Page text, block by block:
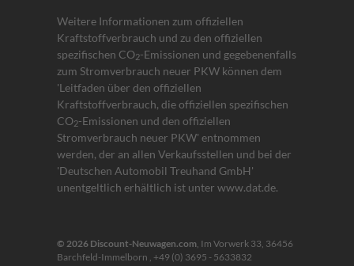
Weitere Informationen zum offiziellen
Kraftstoffverbrauch und zu den offiziellen
spezifischen CO2-Emissionen und gegebenenfalls
zum Stromverbrauch neuer PKW können dem
'Leitfaden über den offiziellen
Kraftstoffverbrauch, die offiziellen spezifischen
CO2-Emissionen und den offiziellen
Stromverbrauch neuer PKW' entnommen
werden, der an allen Verkaufsstellen und bei der
'Deutschen Automobil Treuhand GmbH'
unentgeltlich erhältlich ist unter www.dat.de.
© 2026 Discount-Neuwagen.com Im Vorwerk 33 36456
Barchfeld-Immelborn , +49 (0) 3695 - 5633832